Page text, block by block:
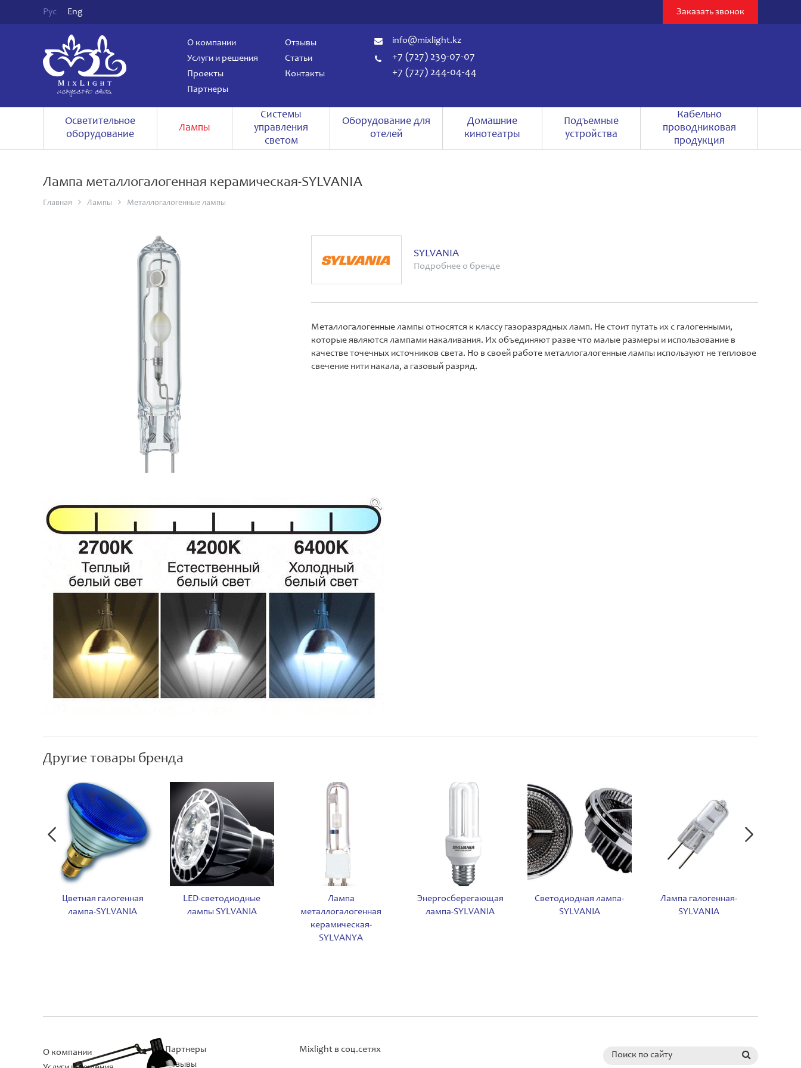
Рус Eng Заказать звонок
О компании
Услуги и решения
Проекты
Партнеры
Отзывы
Статьи
Контакты
info@mixlight.kz
+7 (727) 239-07-07
+7 (727) 244-04-44
Осветительное
оборудование
Лампы
Системы
управления
светом
Оборудование для
отелей
Домашние
кинотеатры
Подъемные
устройства
Кабельно
проводниковая
продукция
Лампа металлогалогенная керамическая-SYLVANIA
Главная Лампы Металлогалогенные лампы
SYLVANIA
Подробнее о бренде
Металлогалогенные лампы относятся к классу газоразрядных ламп. Не стоит путать их с галогенными,
которые являются лампами накаливания. Их объединяют разве что малые размеры и использование в
качестве точечных источников света. Но в своей работе металлогалогенные лампы используют не тепловое
свечение нити накала, а газовый разряд.
Другие товары бренда
Цветная галогенная
лампа-SYLVANIA
LED-светодиодные
лампы SYLVANIA
Лампа
металлогалогенная
керамическая-
SYLVANYA
Энергосберегающая
лампа-SYLVANIA
Светодиодная лампа-
SYLVANIA
Лампа галогенная-
SYLVANIA
О компании
Партнеры
Отзывы
Mixlight в соц.сетях